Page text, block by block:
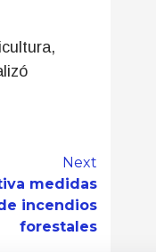
Next
medidas
incendios
forestales